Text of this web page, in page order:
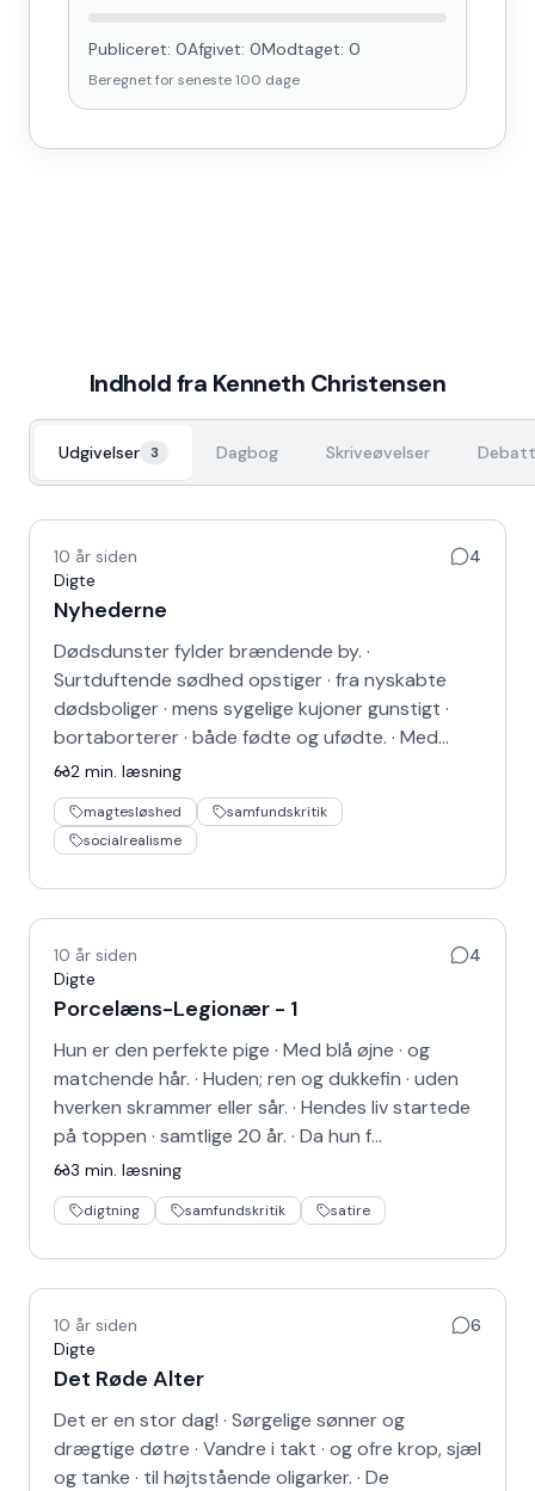
Publiceret: 0Afgivet: 0Modtaget: 0
Beregnet for seneste100 dage
Indhold fra Kenneth Christensen
Udgivelser 3 Dagbog Skriveøvelser
10 år siden
4
Digte
Nyhederne
Dødsdunster fylder brændende by. ·
Surtduftende sødhed opstiger · fra nyskabte
dødsboliger · mens sygelige kujoner gunstigt ·
bortaborterer · både fødte og ufødte. · Med
dødelige h…
2 min. læsning
magtesløshed
samfundskritik
socialrealisme
10 år siden
4
Digte
Porcelæns-Legionær - 1
Hun er den perfekte pige · Med blå øjne · og
matchende hår. · Huden; ren og dukkefin · uden
hverken skrammer eller sår. · Hendes liv startede
på toppen · samtlige 20 år. · Da hun f…
3 min. læsning
digtning samfundskritik satire
10 år siden
6
Digte
Det Røde Alter
Det er en stor dag! · Sørgelige sønner og
drægtige døtre · Vandre i takt · og ofre krop, sjæl
og tanke · til højtstående oligarker. · De